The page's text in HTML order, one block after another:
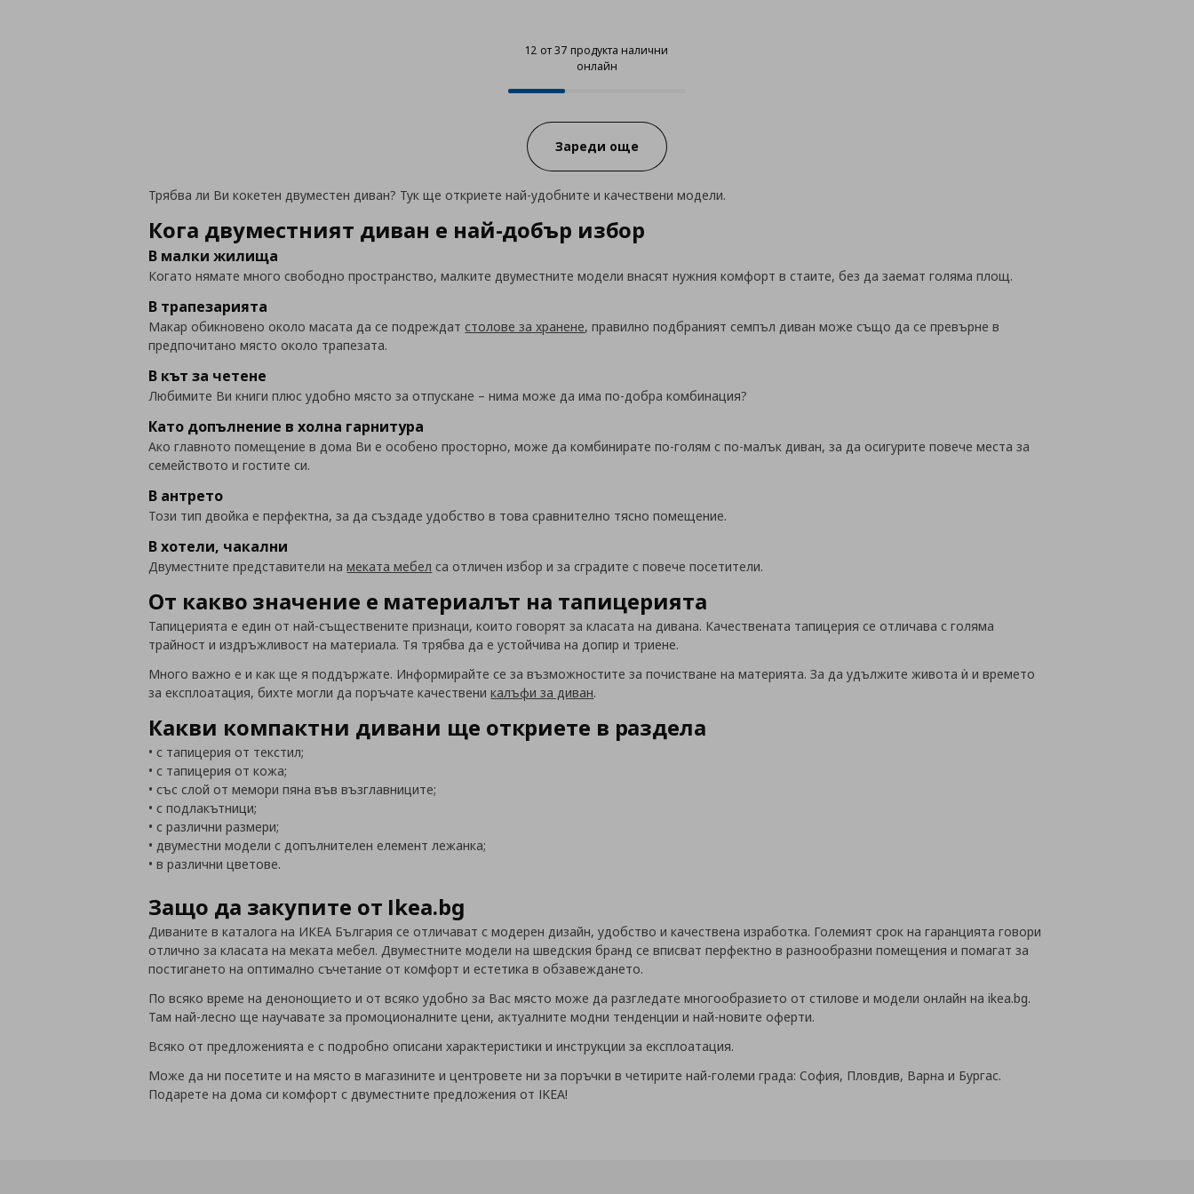
12 от 37 продукта налични
онлайн
12 от 37 продукта налични онлайн
Progress:
Зареди още
Трябва ли Ви кокетен двуместен диван? Тук ще откриете най-удобните и качествени модели.
Кога двуместният диван е най-добър избор
В малки жилища
Когато нямате много свободно пространство, малките двуместните модели внасят нужния комфорт в стаите, без да заемат голяма площ.
В трапезарията
Макар обикновено около масата да се подреждатстолове за хранене, правилно подбраният семпъл диван може също да се превърне в
предпочитано място около трапезата.
В кът за четене
Любимите Ви книги плюс удобно място за отпускане – нима може да има по-добра комбинация?
Като допълнение в холна гарнитура
Ако главното помещение в дома Ви е особено просторно, може да комбинирате по-голям с по-малък диван, за да осигурите повече места за
семейството и гостите си.
В антрето
Този тип двойка е перфектна, за да създаде удобство в това сравнително тясно помещение.
В хотели, чакални
Двуместните представители намеката мебел са отличен избор и за сградите с повече посетители.
От какво значение е материалът на тапицерията
Тапицерията е един от най-съществените признаци, които говорят за класата на дивана. Качествената тапицерия се отличава с голяма
трайност и издръжливост на материала. Тя трябва да е устойчива на допир и триене.
Много важно е и как ще я поддържате. Информирайте се за възможностите за почистване на материята. За да удължите живота ѝ и времето
за експлоатация, бихте могли да поръчате качественикалъфи за диван.
Какви компактни дивани ще откриете в раздела
• с тапицерия от текстил;
• с тапицерия от кожа;
• със слой от мемори пяна във възглавниците;
• с подлакътници;
• с различни размери;
• двуместни модели с допълнителен елемент лежанка;
• в различни цветове.
Защо да закупите от Ikea.bg
Диваните в каталога на ИКЕА България се отличават с модерен дизайн, удобство и качествена изработка. Големият срок на гаранцията говори
отлично за класата на меката мебел. Двуместните модели на шведския бранд се вписват перфектно в разнообразни помещения и помагат за
постигането на оптимално съчетание от комфорт и естетика в обзавеждането.
По всяко време на денонощието и от всяко удобно за Вас място може да разгледате многообразието от стилове и модели онлайн на ikea.bg.
Там най-лесно ще научавате за промоционалните цени, актуалните модни тенденции и най-новите оферти.
Всяко от предложенията е с подробно описани характеристики и инструкции за експлоатация.
Може да ни посетите и на място в магазините и центровете ни за поръчки в четирите най-големи града: София, Пловдив, Варна и Бургас.
Подарете на дома си комфорт с двуместните предложения от IKEA!